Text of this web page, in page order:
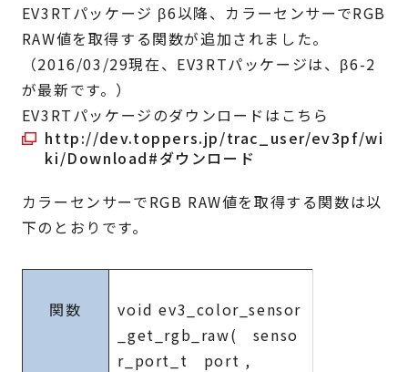
EV3RTパッケージ β6以降、カラーセンサーでRGB
RAW値を取得する関数が追加されました。
（2016/03/29現在、EV3RTパッケージは、β6-2
が最新です。）
EV3RTパッケージのダウンロードはこちら
http://dev.toppers.jp/trac_user/ev3pf/wi
ki/Download#ダウンロード
カラーセンサーでRGB RAW値を取得する関数は以
下のとおりです。
関数
void ev3_color_sensor
_get_rgb_raw( senso
r_port_t port ,